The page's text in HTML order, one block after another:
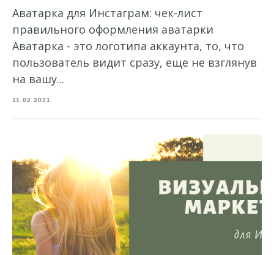
Аватарка для Инстаграм: чек-лист
правильного оформления аватарки
Аватарка - это логотипа аккаунта, то, что
пользователь видит сразу, еще не взглянув
на вашу...
11.02.2021